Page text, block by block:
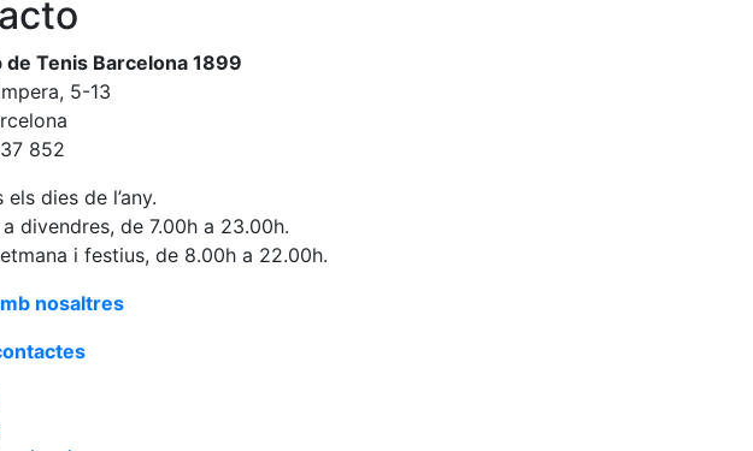
de Tenis Barcelona 1899
5-13
852
dies de l’any.
divendres, de 7.00h a 23.00h.
i festius, de 8.00h a 22.00h.
nosaltres